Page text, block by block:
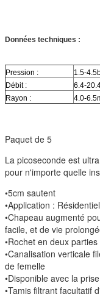
Données techniques :
Pression :
1.5-
Débit :
6.4-
Rayon :
4.0-
Paquet de 5
La picoseconde est
pour n'importe quelle
•5cm sautent
•Application : Résidentiel
•Chapeau augmenté
facile, et de vie
•Rochet en deux parties
•Canalisation verticale
de femelle
•Disponible avec la
•Tamis filtrant facultatif